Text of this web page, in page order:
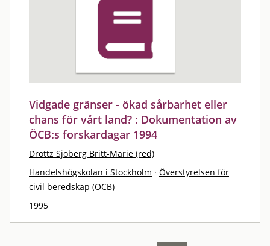
Vidgade gränser - ökad sårbarhet eller
chans för vårt land? : Dokumentation av
ÖCB:s forskardagar 1994
Drottz Sjöberg Britt-Marie (red)
Handelshögskolan i Stockholm · Överstyrelsen för
civil beredskap (ÖCB)
1995